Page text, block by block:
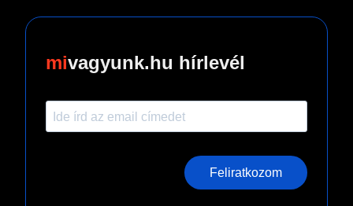
vagyunk.hu hírlevél
Feliratkozom